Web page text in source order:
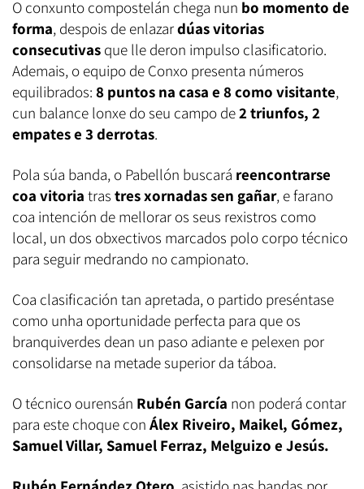
O conxunto compostelán chega nun bo momento de
forma, despois de enlazardúas vitorias
consecutivas que lle deron impulso clasificatorio.
Ademais, o equipo de Conxo presenta números
equilibrados: 8 puntos na casa e 8 como visitante,
cun balance lonxe do seu campo de2 triunfos, 2
empates e 3 derrotas.
Pola súa banda, o Pabellón buscará reencontrarse
coa vitoria tras tres xornadas sen gañar, e farano
coa intención de mellorar os seus rexistros como
local, un dos obxectivos marcados polo corpo técnico
para seguir medrando no campionato.
Coa clasificación tan apretada, o partido preséntase
como unha oportunidade perfecta para que os
branquiverdes dean un paso adiante e pelexen por
consolidarse na metade superior da táboa.
O técnico ourensán Rubén García non poderá contar
para este choque con Álex Riveiro, Maikel, Gómez,
Samuel Villar, Samuel Ferraz, Melguizo e Jesús.